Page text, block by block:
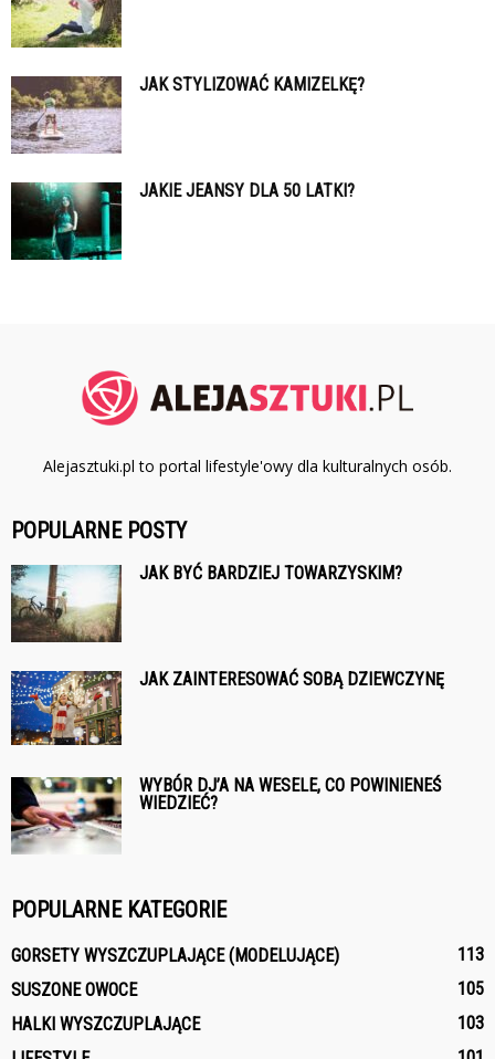
JAK STYLIZOWAĆ KAMIZELKĘ?
JAKIE JEANSY DLA 50 LATKI?
Alejasztuki.pl to portal lifestyle'owy dla kulturalnych osób.
POPULARNE POSTY
JAK BYĆ BARDZIEJ TOWARZYSKIM?
JAK ZAINTERESOWAĆ SOBĄ DZIEWCZYNĘ
WYBÓR DJ’A NA WESELE, CO POWINIENEŚ
WIEDZIEĆ?
POPULARNE KATEGORIE
GORSETY WYSZCZUPLAJĄCE (MODELUJĄCE)
113
SUSZONE OWOCE
105
HALKI WYSZCZUPLAJĄCE
103